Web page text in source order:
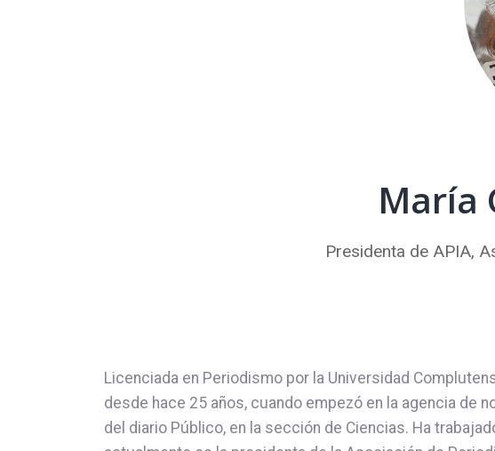
María
Presidenta de APIA,
Licenciada en Periodismo por la Universidad
desde hace 25 años, cuando empezó en la agencia de
del diario Público, en la sección de Ciencias. Ha